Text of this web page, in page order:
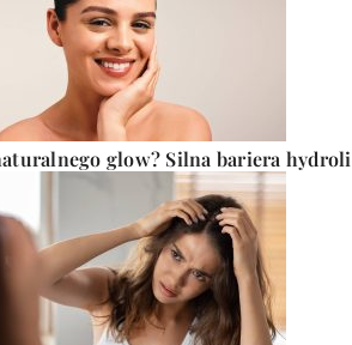
glow? Silna bariera